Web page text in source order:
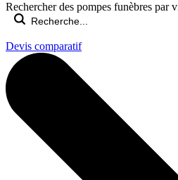
Rechercher des pompes funèbres par
Devis comparatif